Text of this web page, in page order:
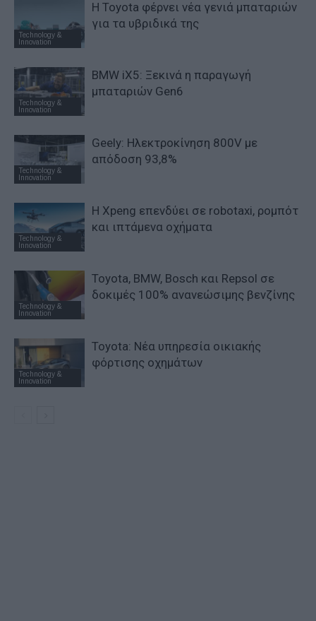
Technology &
Innovation
Η Toyota φέρνει νέα γενιά μπαταριών
για τα υβριδικά της
Technology &
Innovation
BMW iX5: Ξεκινά η παραγωγή
μπαταριών Gen6
Technology &
Innovation
Geely: Ηλεκτροκίνηση 800V με
απόδοση 93,8%
Technology &
Innovation
Η Xpeng επενδύει σε robotaxi, ρομπότ
και ιπτάμενα οχήματα
Technology &
Innovation
Toyota, BMW, Bosch και Repsol σε
δοκιμές 100% ανανεώσιμης βενζίνης
Technology &
Innovation
Toyota: Νέα υπηρεσία οικιακής
φόρτισης οχημάτων